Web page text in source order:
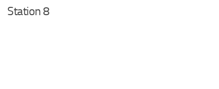
Station 8